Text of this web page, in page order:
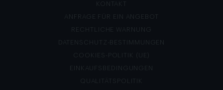
KONTAKT
ANFRAGE FÜR EIN ANGEBOT
RECHTLICHE WARNUNG
DATENSCHUTZ-BESTIMMUNGEN
COOKIES-POLITIK (UE)
EINKAUFSBEDINGUNGEN
QUALITÄTSPOLITIK